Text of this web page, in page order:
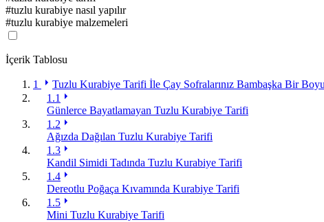
#tuzlu kurabiye nasıl yapılır
#tuzlu kurabiye malzemeleri
İçerik Tablosu
1
Tuzlu Kurabiye Tarifi İle Çay Sofralarınız Bambaşka Bir
1.1
Günlerce Bayatlamayan Tuzlu Kurabiye Tarifi
1.2
Ağızda Dağılan Tuzlu Kurabiye Tarifi
1.3
Kandil Simidi Tadında Tuzlu Kurabiye Tarifi
1.4
Dereotlu Poğaça Kıvamında Kurabiye Tarifi
1.5
Mini Tuzlu Kurabiye Tarifi